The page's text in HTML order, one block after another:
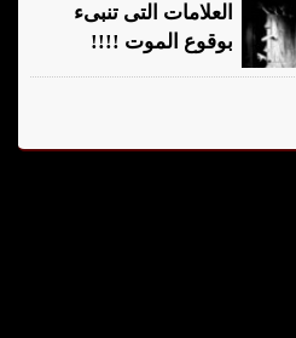
العلامات التى تنبىء
بوقوع الموت !!!!